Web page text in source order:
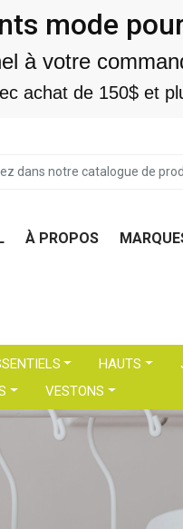
mode
à votre
achat de 150$ et
À PROPOS
HAUTS
VESTONS